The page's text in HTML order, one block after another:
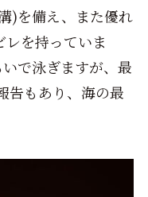
)を備え、また優れ
を持っていま
で泳ぎますが、最
告もあり、海の最